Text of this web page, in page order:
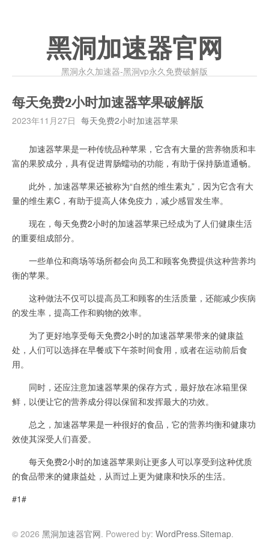
黑洞加速器官网
黑洞永久加速器-黑洞vp永久免费破解版
每天免费2小时加速器苹果破解版
2023年11月27日 每天免费2小时加速器苹果
加速器苹果是一种传统品种苹果，它含有大量的营养物质和丰
富的果胶成分，具有促进胃肠蠕动的功能，有助于保持肠道通畅。
此外，加速器苹果还被称为“自然的维生素丸”，因为它含有大
量的维生素C，有助于提高人体免疫力，减少感冒发生率。
现在，每天免费2小时的加速器苹果已经成为了人们健康生活
的重要组成部分。
一些单位和商场等场所都会向员工和顾客免费提供这种营养均
衡的苹果。
这种做法不仅可以提高员工和顾客的生活质量，还能减少疾病
的发生率，提高工作和购物的效率。
为了更好地享受每天免费2小时的加速器苹果带来的健康益
处，人们可以选择在早餐或下午茶时间食用，或者在运动前后食
用。
同时，还应注意加速器苹果的保存方式，最好放在冰箱里保
鲜，以便让它的营养成分得以保留和发挥最大的功效。
总之，加速器苹果是一种很好的食品，它的营养均衡和健康功
效使其深受人们喜爱。
每天免费2小时的加速器苹果则让更多人可以享受到这种优质
的食品带来的健康益处，从而过上更为健康和快乐的生活。
#1#
© 2026 黑洞加速器官网. Powered by: WordPress.Sitemap.